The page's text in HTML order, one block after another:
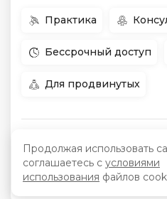
Практика
Бессрочный доступ
Для продвинутых
Начало:
время
Срок: 5 месяцев
Продолжая использовать
соглашаетесь с условиями
использования файлов